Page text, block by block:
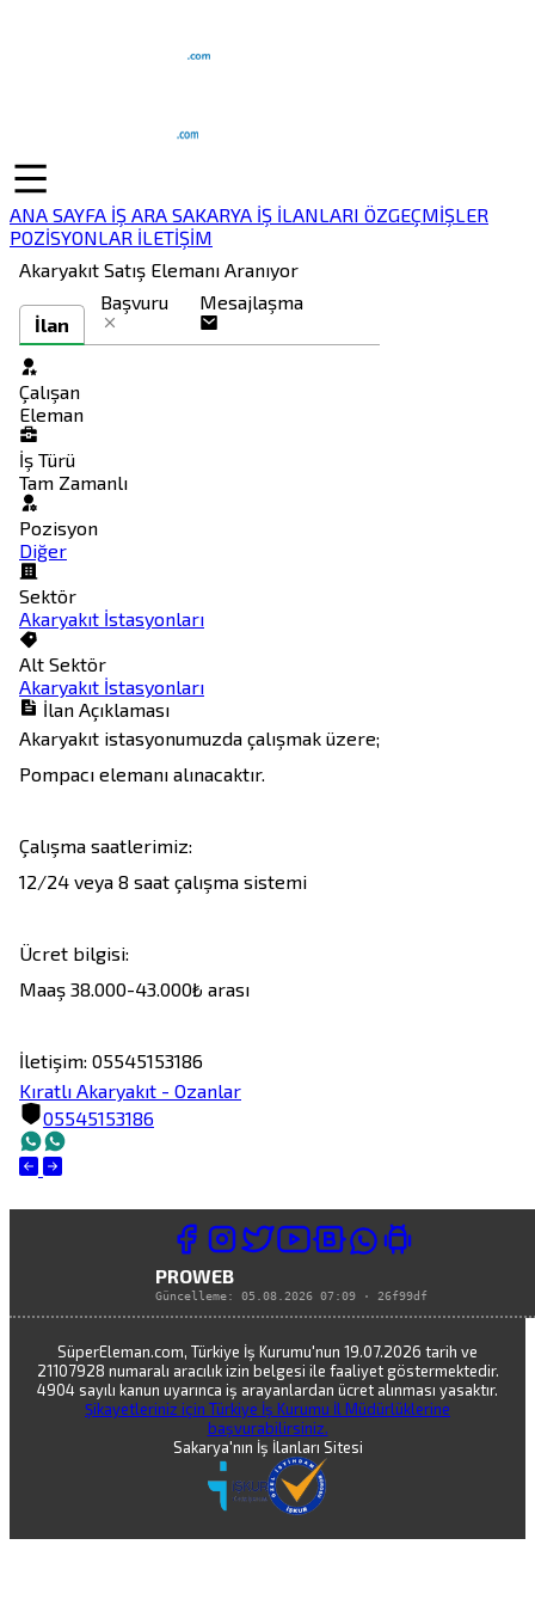
ANA SAYFA İŞ ARA SAKARYA İŞ İLANLARI ÖZGEÇMİŞLER
POZİSYONLAR İLETİŞİM
Akaryakıt Satış Elemanı Aranıyor
İlan
Başvuru Mesajlaşma
Çalışan
Eleman
İş Türü
Tam Zamanlı
Pozisyon
Diğer
Sektör
Akaryakıt İstasyonları
Alt Sektör
Akaryakıt İstasyonları
İlan Açıklaması
Akaryakıt istasyonumuzda çalışmak üzere;
Pompacı elemanı alınacaktır.
Çalışma saatlerimiz:
12/24 veya 8 saat çalışma sistemi
Ücret bilgisi:
Maaş 38.000-43.000₺ arası
İletişim: 05545153186
Kıratlı Akaryakıt - Ozanlar
05545153186
PROWEB
Güncelleme: 05.08.2026 07:09 · 26f99df
SüperEleman.com, Türkiye İş Kurumu'nun 19.07.2026 tarih ve
21107928 numaralı aracılık izin belgesi ile faaliyet göstermektedir.
4904 sayılı kanun uyarınca iş arayanlardan ücret alınması yasaktır.
Şikayetleriniz için Türkiye İş Kurumu İl Müdürlüklerine
başvurabilirsiniz.
Sakarya'nın İş İlanları Sitesi